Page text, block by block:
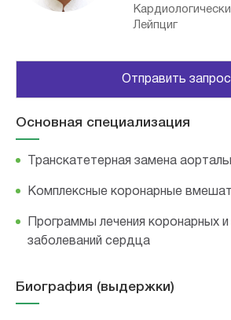
Лейпциг
Отправить запрос
Основная специализация
Транскатетерная замена
Комплексные коронарные
Программы лечения коронарных
заболеваний сердца
Биография (выдержки)